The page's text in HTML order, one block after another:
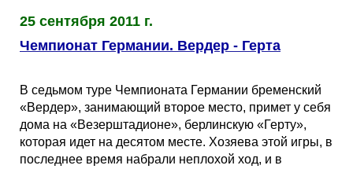
25 сентября 2011 г.
Чемпионат Германии. Вердер - Герта
В седьмом туре Чемпионата Германии бременский
«Вердер», занимающий второе место, примет у себя
дома на «Везерштадионе», берлинскую «Герту»,
которая идет на десятом месте. Хозяева этой игры, в
последнее время набрали неплохой ход, и в